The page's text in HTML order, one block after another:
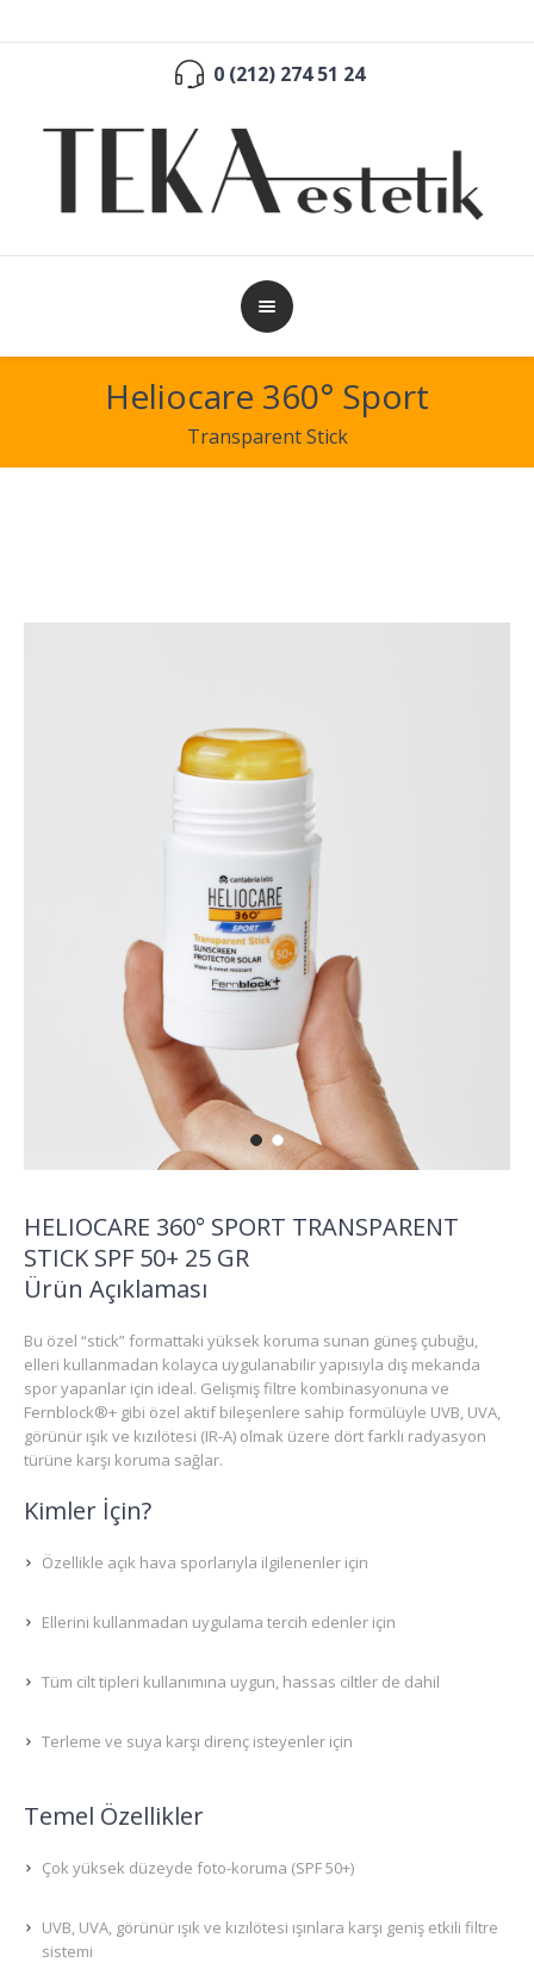
0 (212) 274 51 24
Heliocare 360° Sport
Transparent Stick
HELIOCARE 360° SPORT TRANSPARENT
STICK SPF 50+ 25 GR
Ürün Açıklaması
Bu özel “stick” formattaki yüksek koruma sunan güneş çubuğu,
elleri kullanmadan kolayca uygulanabilir yapısıyla dış mekanda
spor yapanlar için ideal. Gelişmiş filtre kombinasyonuna ve
Fernblock®+ gibi özel aktif bileşenlere sahip formülüyle UVB, UVA,
görünür ışık ve kızılötesi (IR-A) olmak üzere dört farklı radyasyon
türüne karşı koruma sağlar.
Kimler İçin?
Özellikle açık hava sporlarıyla ilgilenenler için
Ellerini kullanmadan uygulama tercih edenler için
Tüm cilt tipleri kullanımına uygun, hassas ciltler de dahil
Terleme ve suya karşı direnç isteyenler için
Temel Özellikler
Çok yüksek düzeyde foto-koruma (SPF 50+)
UVB, UVA, görünür ışık ve kızılötesi ışınlara karşı geniş etkili filtre
sistemi